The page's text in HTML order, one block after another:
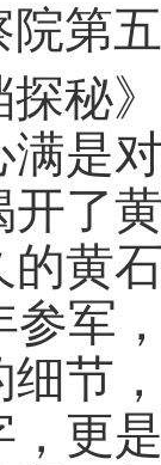
第
探秘
是
开了
黄
参军
细节
更